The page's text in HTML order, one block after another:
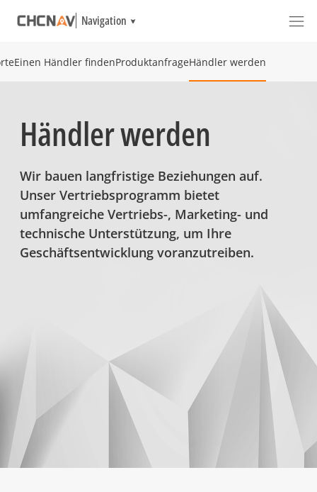
Navigation
Einen Händler findenProduktanfrageHändler werden
Händler werden
Wir bauen langfristige Beziehungen auf.
Unser Vertriebsprogramm bietet
umfangreiche Vertriebs-, Marketing- und
technische Unterstützung, um Ihre
Geschäftsentwicklung voranzutreiben.